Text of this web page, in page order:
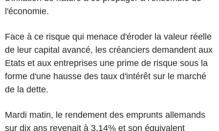
l'économie.
Face à ce risque qui menace d'éroder la valeur réelle
de leur capital avancé, les créanciers demandent aux
Etats et aux entreprises une prime de risque sous la
forme d'une hausse des taux d'intérêt sur le marché
de la dette.
Mardi matin, le rendement des emprunts allemands
sur dix ans revenait à 3,14% et son équivalent